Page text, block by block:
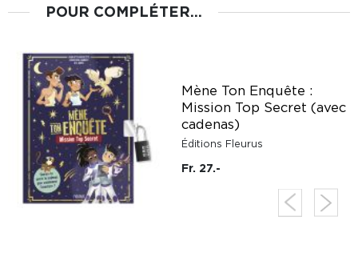
POUR COMPLÉTER...
Mène Ton Enquête :
Mission Top Secret (avec
cadenas)
Éditions Fleurus
Fr. 27.-